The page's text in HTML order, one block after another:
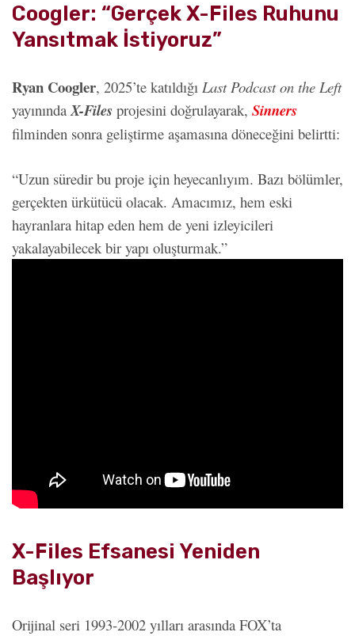
Coogler: “Gerçek X-Files Ruhunu
Yansıtmak İstiyoruz”
Ryan Coogler, 2025’te katıldığı Last Podcast on the Left
yayınında X-Files projesini doğrulayarak, Sinners
filminden sonra geliştirme aşamasına döneceğini belirtti:
“Uzun süredir bu proje için heyecanlıyım. Bazı bölümler,
gerçekten ürkütücü olacak. Amacımız, hem eski
hayranlara hitap eden hem de yeni izleyicileri
yakalayabilecek bir yapı oluşturmak.”
X-Files Efsanesi Yeniden
Başlıyor
Orijinal seri 1993-2002 yılları arasında FOX’ta